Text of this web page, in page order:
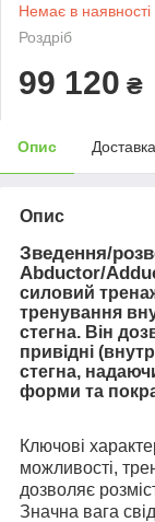
Немає в наявності
Роздріб
99 120 ₴
Опис Доставка
Опис
Зведення/
Abductor/
силовий
тренування
стегна. Він
привідні
стегна,
форми та
Ключові
можливості,
дозволяє
Значна вага